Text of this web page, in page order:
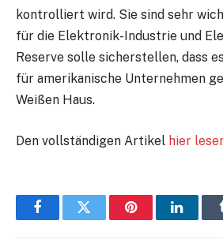
kontrolliert wird. Sie sind sehr
für die Elektronik-Industrie und
Reserve solle sicherstellen, dass
für amerikanische Unternehmen
Weißen Haus.
Den vollständigen Artikel hier
FacebookTwitter Pinterest